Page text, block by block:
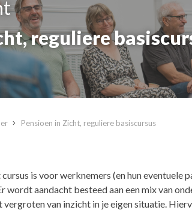
reguliere
Pensioen in Zicht, reguliere basiscursus
is voor werknemers (en hun eventuele
wordt aandacht besteed aan een mix van
vergroten van inzicht in je eigen situatie.